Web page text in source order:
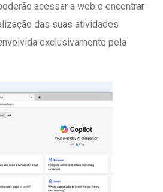
acessar a web e encontrar
das suas atividades
exclusivamente pela